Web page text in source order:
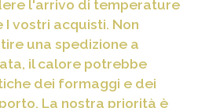
l'arrivo di temperature
vostri acquisti. Non
una spedizione a
il calore potrebbe
dei formaggi e dei
La nostra priorità è